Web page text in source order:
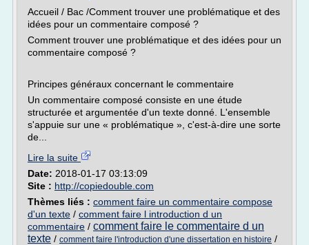
Accueil / Bac /Comment trouver une problématique et des
idées pour un commentaire composé ?
Comment trouver une problématique et des idées pour un
commentaire composé ?
Principes généraux concernant le commentaire
Un commentaire composé consiste en une étude
structurée et argumentée d'un texte donné. L'ensemble
s'appuie sur une « problématique », c'est-à-dire une sorte
de...
Lire la suite
Date: 2018-01-17 03:13:09
Site : http://copiedouble.com
Thèmes liés : comment faire un commentaire compose
d'un texte / comment faire l introduction d un
commentaire / comment faire le commentaire d un
texte / comment faire l'introduction d'une dissertation en histoire /